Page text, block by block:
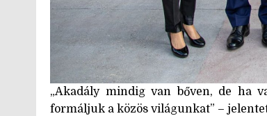
„Akadály mindig van bőven, de ha
formáljuk a közös világunkat” –